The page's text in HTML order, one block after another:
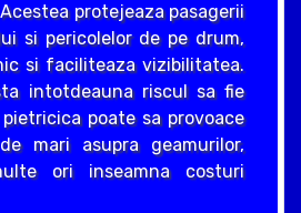
protejeaza pasagerii
si pericolelor de pe drum,
si faciliteaza vizibilitatea.
intotdeauna riscul sa fie
poate sa provoace
mari asupra geamurilor,
ori inseamna costuri